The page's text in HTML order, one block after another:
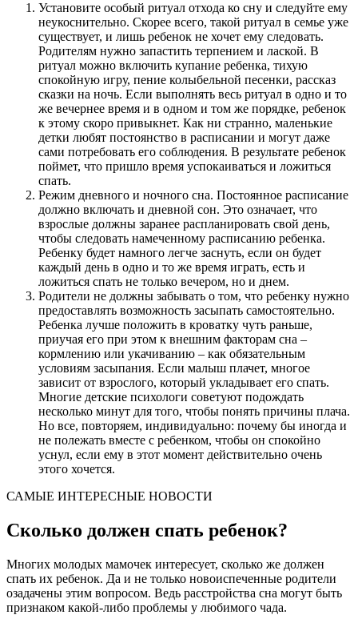
Установите особый ритуал отхода ко сну и следуйте ему
неукоснительно. Скорее всего, такой ритуал в семье уже
существует, и лишь ребенок не хочет ему следовать.
Родителям нужно запастить терпением и лаской. В
ритуал можно включить купание ребенка, тихую
спокойную игру, пение колыбельной песенки, рассказ
сказки на ночь. Если выполнять весь ритуал в одно и то
же вечернее время и в одном и том же порядке, ребенок
к этому скоро привыкнет. Как ни странно, маленькие
детки любят постоянство в расписании и могут даже
сами потребовать его соблюдения. В результате ребенок
поймет, что пришло время успокаиваться и ложиться
спать.
Режим дневного и ночного сна. Постоянное расписание
должно включать и дневной сон. Это означает, что
взрослые должны заранее распланировать свой день,
чтобы следовать намеченному расписанию ребенка.
Ребенку будет намного легче заснуть, если он будет
каждый день в одно и то же время играть, есть и
ложиться спать не только вечером, но и днем.
Родители не должны забывать о том, что ребенку нужно
предоставлять возможность засыпать самостоятельно.
Ребенка лучше положить в кроватку чуть раньше,
приучая его при этом к внешним факторам сна –
кормлению или укачиванию – как обязательным
условиям засыпания. Если малыш плачет, многое
зависит от взрослого, который укладывает его спать.
Многие детские психологи советуют подождать
несколько минут для того, чтобы понять причины плача.
Но все, повторяем, индивидуально: почему бы иногда и
не полежать вместе с ребенком, чтобы он спокойно
уснул, если ему в этот момент действительно очень
этого хочется.
САМЫЕ ИНТЕРЕСНЫЕ НОВОСТИ
Сколько должен спать ребенок?
Многих молодых мамочек интересует, сколько же должен
спать их ребенок. Да и не только новоиспеченные родители
озадачены этим вопросом. Ведь расстройства сна могут быть
признаком какой-либо проблемы у любимого чада.